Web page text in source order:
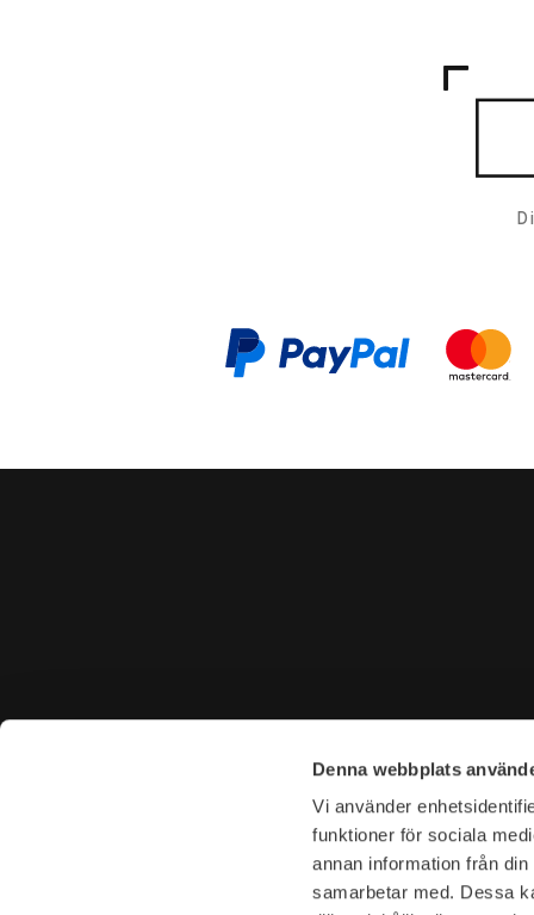
Denna webbplats
Vi använder
funktioner för sociala
annan information från
samarbetar med. Dessa
E-mail. info@garderoben.se
113 59
Opening